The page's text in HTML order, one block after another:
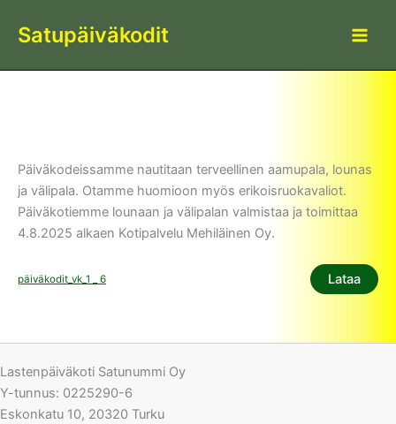
sisältöön
Satupäiväkodit
Päiväkodeissamme nautitaan terveellinen aamupala, lounas
ja välipala. Otamme huomioon myös erikoisruokavaliot.
Päiväkotiemme lounaan ja välipalan valmistaa ja toimittaa
4.8.2025 alkaen Kotipalvelu Mehiläinen Oy.
päiväkodit_vk_1 _ 6 Lataa
Lastenpäiväkoti Satunummi Oy
Y-tunnus: 0225290-6
Eskonkatu 10, 20320 Turku